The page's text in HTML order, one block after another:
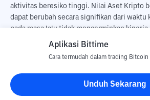
aktivitas beresiko tinggi. Nilai Aset Kripto
dapat berubah secara signifikan dari waktu
pada masa lalu tidak mencerminkan kinerja
Terdapat risiko kehilangan sebagai dampak
pengguna. PT Utama Aset Digital
bertanggung jawab atas perubahan
Kripto.
Aplikasi Bittime
Cara termudah dalam trading
Unduh Sekarang